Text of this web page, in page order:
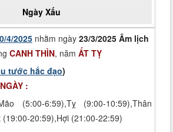
Ngày Xấu
4/2025 nhằm ngày 23/3/2025 Âm lịch
CANH THÌN, năm ẤT TỴ
tước hắc đạo)
:
(5:00-6:59),Tỵ (9:00-10:59),Thân
20:59),Hợi (21:00-22:59)